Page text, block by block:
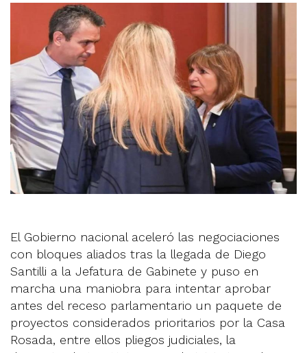
El Gobierno nacional aceleró las negociaciones
con bloques aliados tras la llegada de Diego
Santilli a la Jefatura de Gabinete y puso en
marcha una maniobra para intentar aprobar
antes del receso parlamentario un paquete de
proyectos considerados prioritarios por la Casa
Rosada, entre ellos pliegos judiciales, la